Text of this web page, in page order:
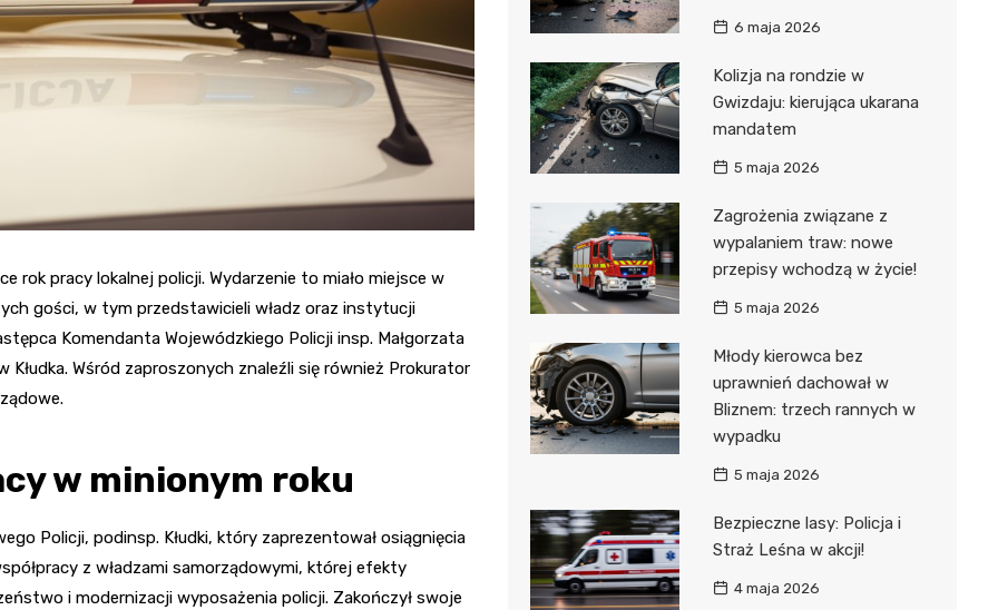
rok pracy lokalnej policji. Wydarzenie to miało miejsce w
gości, w tym przedstawicieli władz oraz instytucji
Komendanta Wojewódzkiego Policji insp. Małgorzata
Wśród zaproszonych znaleźli się również Prokurator
w minionym roku
Policji, podinsp. Kłudki, który zaprezentował osiągnięcia
z władzami samorządowymi, której efekty
i modernizacji wyposażenia policji. Zakończył swoje
6 maja 2026
Kolizja na rondzie w
Gwizdaju: kierująca ukarana
mandatem
5 maja 2026
Zagrożenia związane z
wypalaniem traw: nowe
przepisy wchodzą w życie!
5 maja 2026
Młody kierowca bez
uprawnień dachował w
Bliznem: trzech rannych w
wypadku
5 maja 2026
Bezpieczne lasy: Policja i
Straż Leśna w akcji!
4 maja 2026